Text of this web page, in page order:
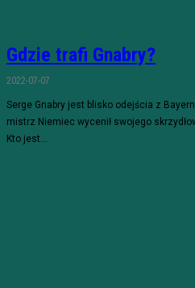
Gdzie trafi Gnabry?
2022-07-07
Serge Gnabry jest blisko odejścia z
mistrz Niemiec wycenił swojego
Kto jest...